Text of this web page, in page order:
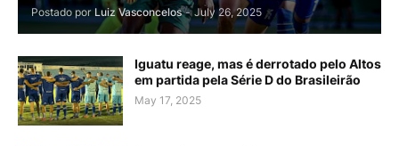
Postado por Luiz Vasconcelos - July 26, 2025
Iguatu reage, mas é derrotado pelo Altos
em partida pela Série D do Brasileirão
May 17, 2025